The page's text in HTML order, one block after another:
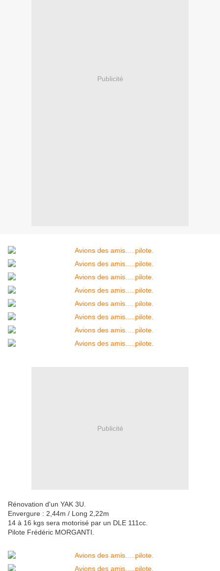
Publicité
Publicité
Rénovation d'un YAK 3U.
Envergure : 2,44m / Long 2,22m
14 à 16 kgs sera motorisé par un DLE 111cc.
Pilote Frédéric MORGANTI.